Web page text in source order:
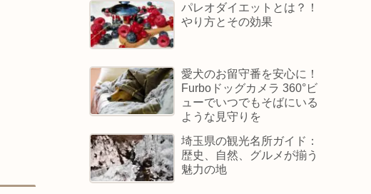
パレオダイエットとは？！
やり方とその効果
愛犬のお留守番を安心に！
Furboドッグカメラ 360°ビ
ューでいつでもそばにいる
ような見守りを
埼玉県の観光名所ガイド：
歴史、自然、グルメが揃う
魅力の地